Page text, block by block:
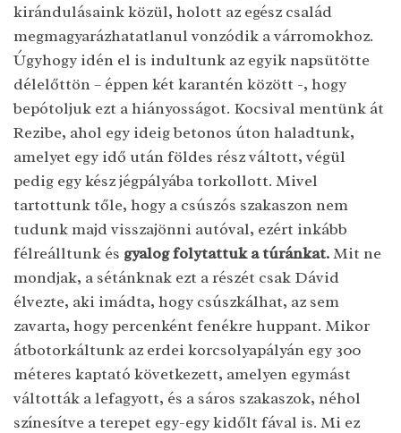
kirándulásaink közül, holott az egész család
megmagyarázhatatlanul vonzódik a várromokhoz.
Úgyhogy idén el is indultunk az egyik napsütötte
délelőttön – éppen két karantén között -, hogy
bepótoljuk ezt a hiányosságot. Kocsival mentünk át
Rezibe, ahol egy ideig betonos úton haladtunk,
amelyet egy idő után földes rész váltott, végül
pedig egy kész jégpályába torkollott. Mivel
tartottunk tőle, hogy a csúszós szakaszon nem
tudunk majd visszajönni autóval, ezért inkább
félreálltunk és gyalog folytattuk a túránkat.Mit ne
mondjak, a sétánknak ezt a részét csak Dávid
élvezte, aki imádta, hogy csúszkálhat, az sem
zavarta, hogy percenként fenékre huppant. Mikor
átbotorkáltunk az erdei korcsolyapályán egy 300
méteres kaptató következett, amelyen egymást
váltották a lefagyott, és a sáros szakaszok, néhol
színesítve a terepet egy-egy kidőlt fával is. Mi ez